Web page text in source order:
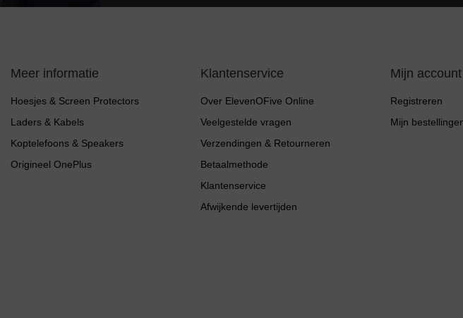
Meer informatie
Hoesjes & Screen Protectors
Laders & Kabels
Koptelefoons & Speakers
Origineel OnePlus
Klantenservice
Over ElevenOFive Online
Veelgestelde vragen
Verzendingen & Retourneren
Betaalmethode
Klantenservice
Afwijkende levertijden
Mijn account
Registreren
Mijn